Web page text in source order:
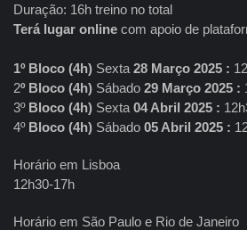
Duração: 16h treino no total
Terá lugar online com apoio de
1º Bloco (4h) Sexta 28 Março 2025 :
2º Bloco (4h) Sábado 29 Março 2025 :
3ºBloco (4h) Sexta 04 Abril 2025 :
4ºBloco (4h) Sábado 05 Abril 2025 :
Horário em Lisboa
12h30-17h
Horário em São Paulo e Rio de Janeiro